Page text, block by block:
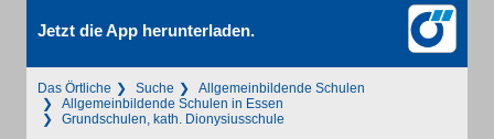
Jetzt die App herunterladen.
Das Örtliche Suche
Allgemeinbildende Schulen
Allgemeinbildende Schulen in Essen
Grundschulen, kath. Dionysiusschule